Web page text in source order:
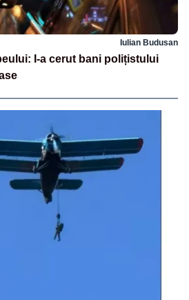
Iulian Budusan
I-a cerut bani polițistului